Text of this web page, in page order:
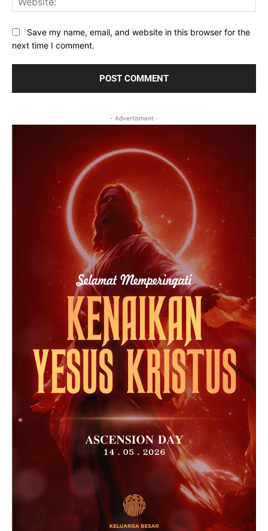
Save my name, email, and website in this browser for the
next time I comment.
- Advertisment -